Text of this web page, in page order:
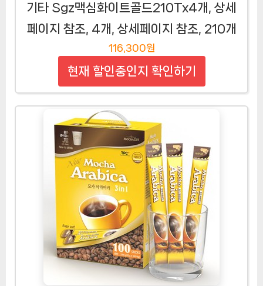
기타 Sgz맥심화이트골드210Tx4개, 상세
페이지 참조, 4개, 상세페이지 참조, 210개
116,300원
현재 할인중인지 확인하기